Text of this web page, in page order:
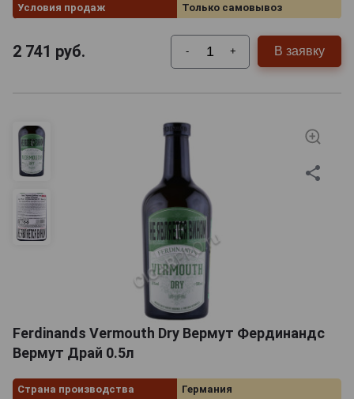
Условия продаж
Только самовывоз
2 741 руб. - + В заявку
Ferdinands Vermouth Dry Вермут Фердинандс
Вермут Драй 0.5л
Страна производства
Германия